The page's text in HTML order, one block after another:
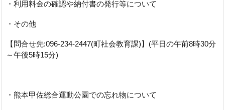
・利用料金の確認や納付書の発行等について
・その他
【問合せ先:096-234-2447(町社会教育課)】(平日の午前8時30分
～午後5時15分)
・熊本甲佐総合運動公園での忘れ物について